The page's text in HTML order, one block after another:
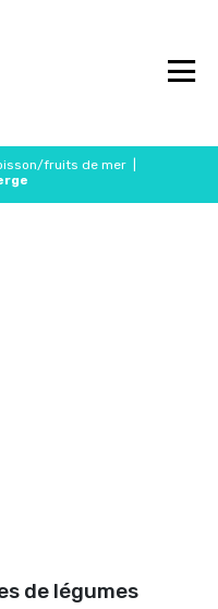
fruits de mer
de légumes